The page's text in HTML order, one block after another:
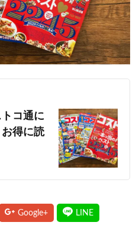
コ通に
得に読